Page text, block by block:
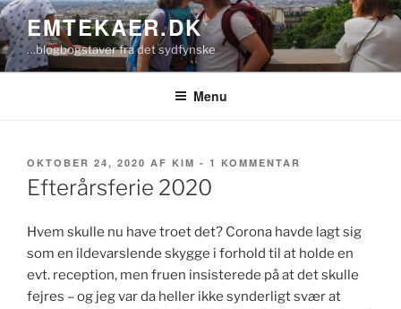
Videre
til
indhold
EMTEKAER.DK
…blogbogstaver fra det sydfynske
Menu
UDGIVET
DEN
OKTOBER 24, 2020 AF KIM - 1 KOMMENTAR
Efterårsferie 2020
Hvem skulle nu have troet det? Corona havde lagt sig
som en ildevarslende skygge i forhold til at holde en
evt. reception, men fruen insisterede på at det skulle
fejres – og jeg var da heller ikke synderligt svær at